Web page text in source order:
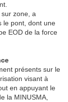
zone, a
le pont, dont une
EOD de la force
présents sur le
visant à
en appuyant le
la MINUSMA,